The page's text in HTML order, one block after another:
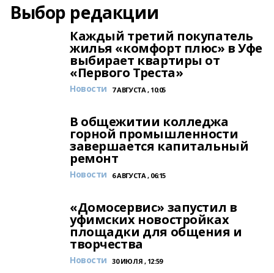
Выбор редакции
Каждый третий покупатель
жилья «комфорт плюс» в Уфе
выбирает квартиры от
«Первого Треста»
Новости 7 АВГУСТА , 10:05
В общежитии колледжа
горной промышленности
завершается капитальный
ремонт
Новости 6 АВГУСТА , 06:15
«Домосервис» запустил в
уфимских новостройках
площадки для общения и
творчества
Новости 30 ИЮЛЯ , 12:59